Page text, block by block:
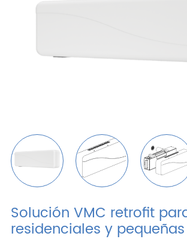
Solución VMC retrofit
residenciales y